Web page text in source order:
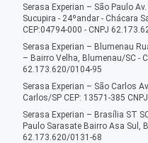
Serasa Experian – São Paulo
Sucupira - 24ºandar - Chácara
CEP:04794-000 - CNPJ
Serasa Experian – Blumenau
– Bairro Velha, Blumenau/SC -
62.173.620/0104-95
Serasa Experian – São Carlos
Carlos/SP CEP: 13571-385
Serasa Experian – Brasília ST
Paulo Sarasate Bairro Asa Sul,
62.173.620/0131-68